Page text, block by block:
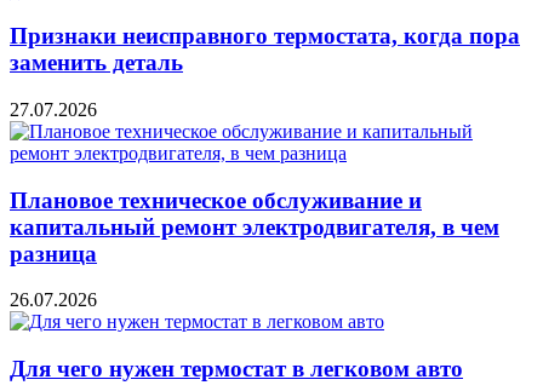
Признаки неисправного термостата, когда пора
заменить деталь
27.07.2026
Плановое техническое обслуживание и
капитальный ремонт электродвигателя, в чем
разница
26.07.2026
Для чего нужен термостат в легковом авто